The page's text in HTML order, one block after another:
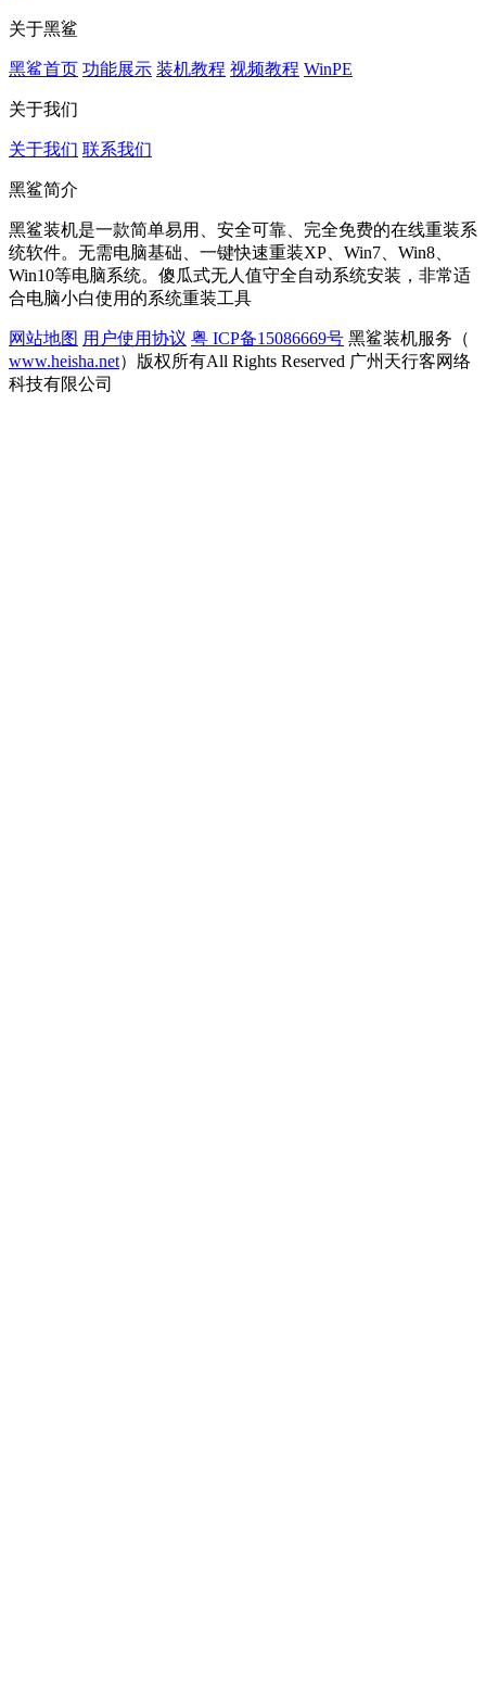
关于黑鲨
黑鲨首页 功能展示 装机教程 视频教程 WinPE
关于我们
关于我们 联系我们
黑鲨简介
黑鲨装机是一款简单易用、安全可靠、完全免费的在线重装系
统软件。无需电脑基础、一键快速重装XP、Win7、Win8、
Win10等电脑系统。傻瓜式无人值守全自动系统安装，非常适
合电脑小白使用的系统重装工具
网站地图 用户使用协议 粤 ICP备15086669号 黑鲨装机服务（
www.heisha.net）版权所有All Rights Reserved 广州天行客网络
科技有限公司